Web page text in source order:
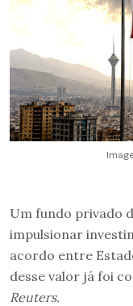
Um fundo privado
impulsionar
acordo entre
desse valor já foi
Reuters.